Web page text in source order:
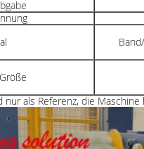
nur als Referenz, die